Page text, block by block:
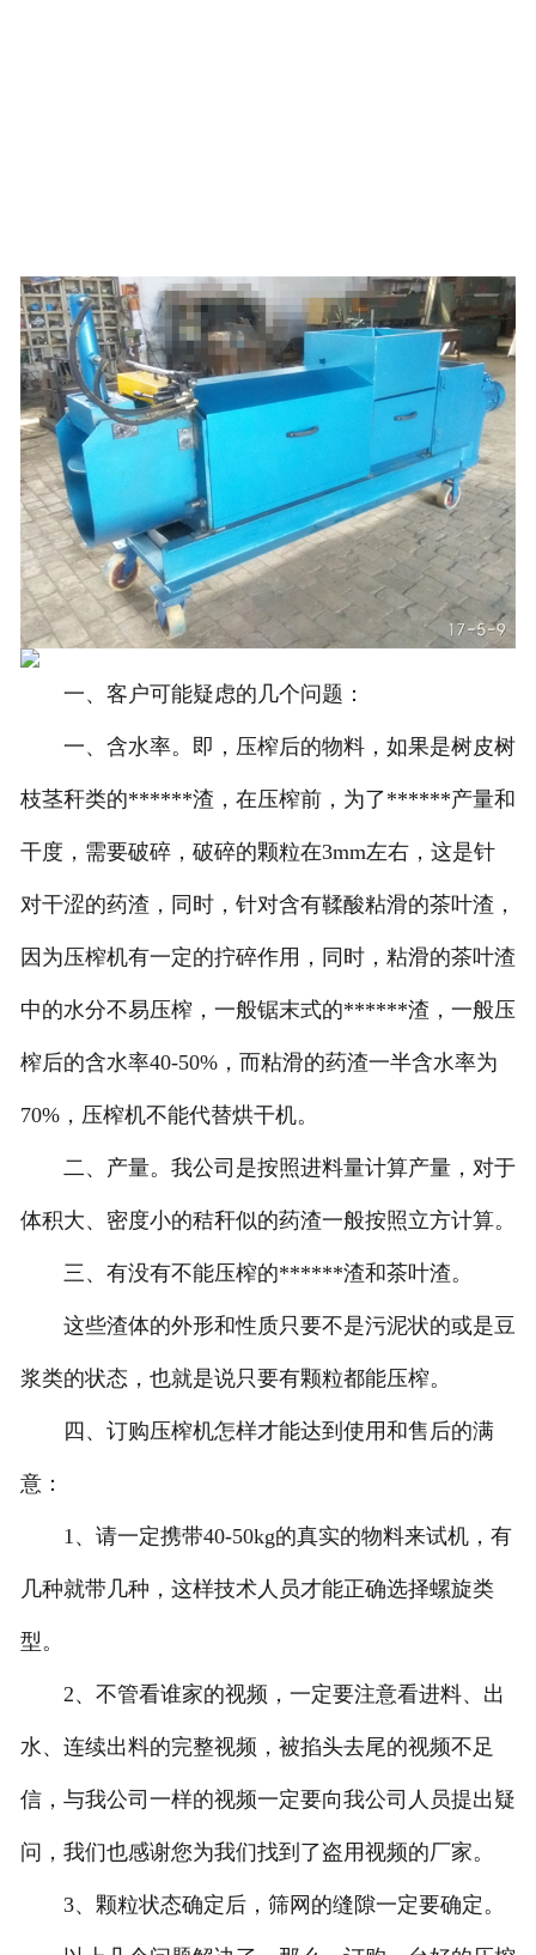
一、客户可能疑虑的几个问题：
一、含水率。即，压榨后的物料，如果是树皮树
枝茎秆类的******渣，在压榨前，为了******产量和
干度，需要破碎，破碎的颗粒在3mm左右，这是针
对干涩的药渣，同时，针对含有鞣酸粘滑的茶叶渣，
因为压榨机有一定的拧碎作用，同时，粘滑的茶叶渣
中的水分不易压榨，一般锯末式的******渣，一般压
榨后的含水率40-50%，而粘滑的药渣一半含水率为
70%，压榨机不能代替烘干机。
二、产量。我公司是按照进料量计算产量，对于
体积大、密度小的秸秆似的药渣一般按照立方计算。
三、有没有不能压榨的******渣和茶叶渣。
这些渣体的外形和性质只要不是污泥状的或是豆
浆类的状态，也就是说只要有颗粒都能压榨。
四、订购压榨机怎样才能达到使用和售后的满
意：
1、请一定携带40-50kg的真实的物料来试机，有
几种就带几种，这样技术人员才能正确选择螺旋类
型。
2、不管看谁家的视频，一定要注意看进料、出
水、连续出料的完整视频，被掐头去尾的视频不足
信，与我公司一样的视频一定要向我公司人员提出疑
问，我们也感谢您为我们找到了盗用视频的厂家。
3、颗粒状态确定后，筛网的缝隙一定要确定。